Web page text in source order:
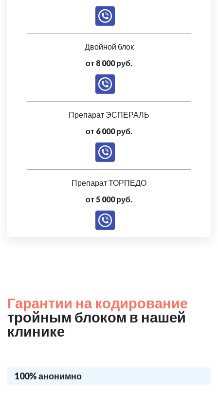
Двойной блок
от 8 000 руб.
Препарат ЭСПЕРАЛЬ
от 6 000 руб.
Препарат ТОРПЕДО
от 5 000 руб.
Гарантии на кодирование
тройным блоком в нашей
клинике
100% анонимно